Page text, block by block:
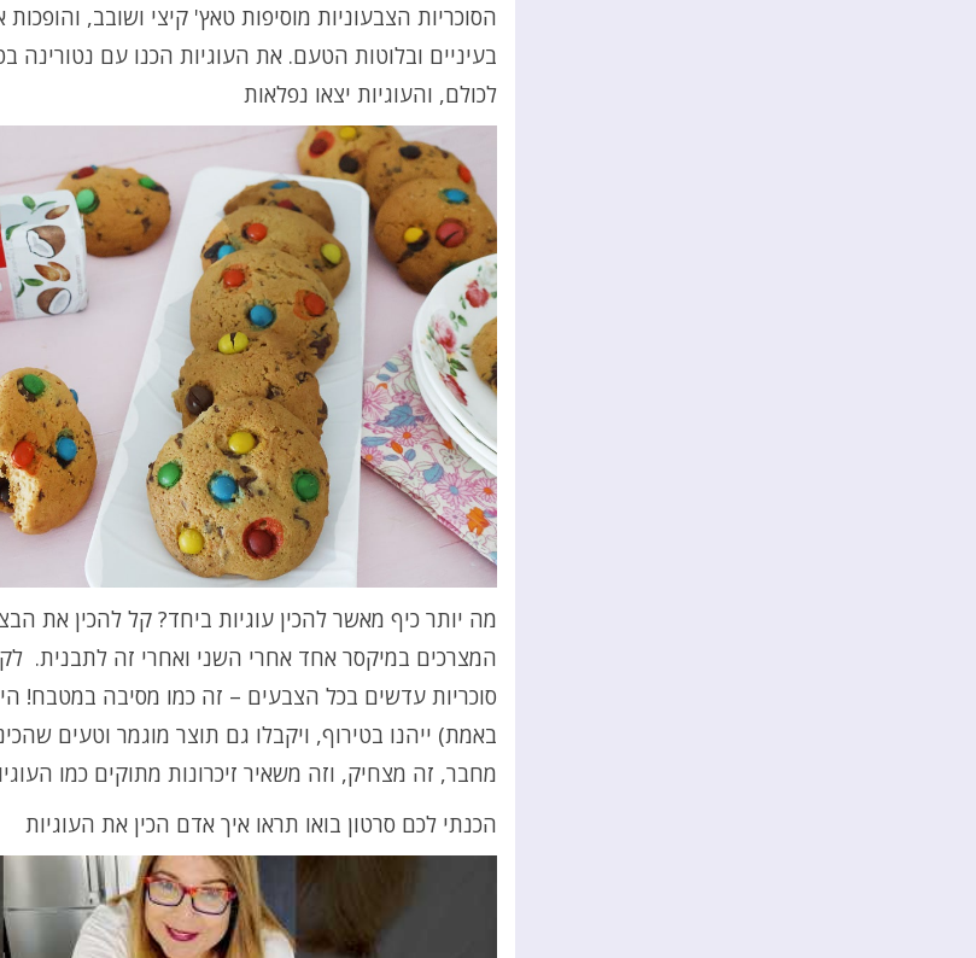
הסוכריות הצבעוניות מוסיפות טאץ' קיצי ושובב,
בעיניים ובלוטות הטעם. את העוגיות הכנו עם
לכולם, והעוגיות יצאו נפלאות
מה יותר כיף מאשר להכין עוגיות ביחד? קל להכין את
המצרכים במיקסר אחד אחרי השני ואחרי זה לתבנית.
סוכריות עדשים בכל הצבעים – זה כמו מסיבה במטבח!
באמת) ייהנו בטירוף, ויקבלו גם תוצר מוגמר וטעים
מחבר, זה מצחיק, וזה משאיר זיכרונות מתוקים כמו
הכנתי לכם סרטון בואו תראו איך אדם הכין את העוגיות